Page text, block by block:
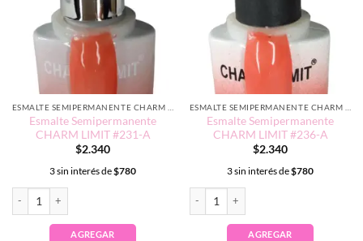
Esmalte Semipermanente
CHARM LIMIT #231-A
$2.340
3 sin interés de$780
AGREGAR
Esmalte Semipermanente
CHARM LIMIT #236-A
$2.340
3 sin interés de$780
AGREGAR